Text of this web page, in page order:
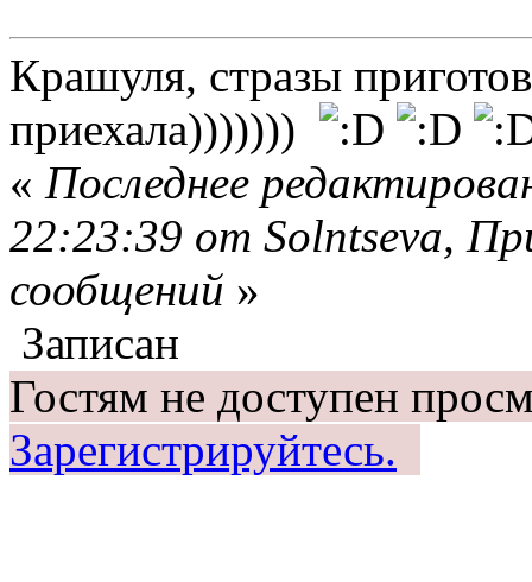
Крашуля, стразы
приехала)))))))
« Последнее
22:23:39 от Solntseva,
сообщений »
Записан
Гостям не доступен
Зарегистрируйтесь.